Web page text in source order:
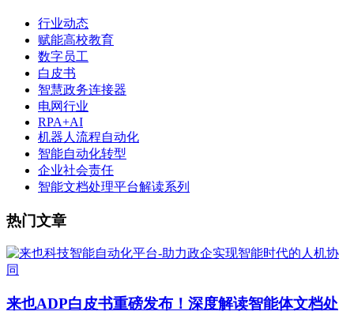
行业动态
赋能高校教育
数字员工
白皮书
智慧政务连接器
电网行业
RPA+AI
机器人流程自动化
智能自动化转型
企业社会责任
智能文档处理平台解读系列
热门文章
来也ADP白皮书重磅发布！深度解读智能体文档处